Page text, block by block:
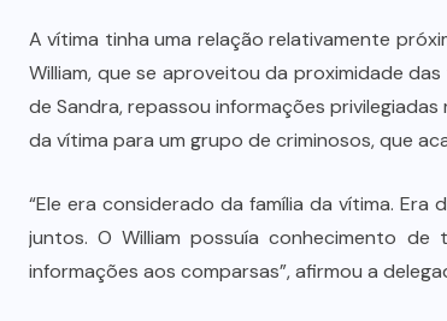
A vítima tinha uma relação relativamente
William, que se aproveitou da proximidade
de Sandra, repassou informações
da vítima para um grupo de criminosos, que
“Ele era considerado da família da vítima.
juntos. O William possuía conhecimento
informações aos comparsas”, afirmou a